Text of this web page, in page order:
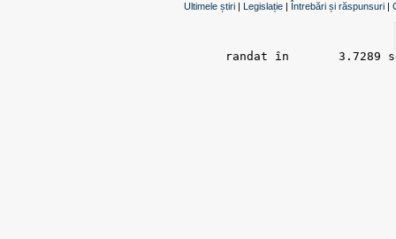
Ultimele știri
Legislație Întrebări și răspunsuri
randat în